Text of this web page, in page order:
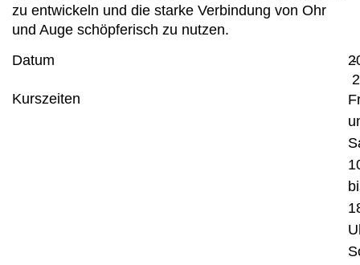
zu entwickeln und die starke Verbindung von Ohr
und Auge schöpferisch zu nutzen.
Datum
-
Kurszeiten